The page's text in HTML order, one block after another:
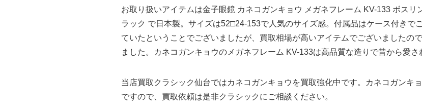
お取り扱いアイテムは金子眼鏡 カネコガンキョウ メガネフレーム KV-133 ボスリ
ラック で日本製。サイズは52□24-153で人気のサイズ感。付属品はケース付きで
ていたということでございましたが、買取相場が高いアイテムでございましたの
ました。カネコガンキョウのメガネフレーム KV-133は高品質な造りで昔から愛さ
当店買取クラシック仙台ではカネコガンキョウを買取強化中です。カネコガンキ
ですので、買取依頼は是非クラシックにご相談ください。